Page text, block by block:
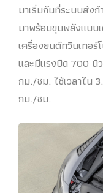
มาเริ่มกันที่ระบบส่ง
มาพร้อมขุมพลังแบบ
เครื่องยนต์ทวินเทอ
และมีแรงบิด 700 นิ
กม./ชม. ใช้เวลาใน
กม./ชม.